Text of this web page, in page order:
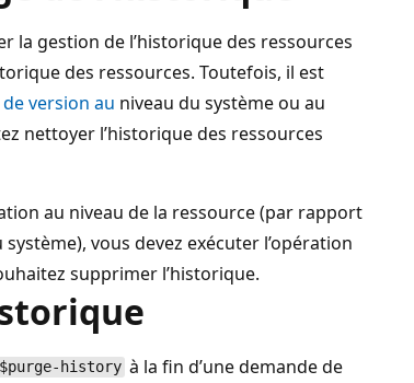
la gestion de l’historique des ressources
des ressources. Toutefois, il est
version au niveau du système ou au
nettoyer l’historique des ressources
au niveau de la ressource (par rapport
vous devez exécuter l’opération
supprimer l’historique.
history à la fin d’une demande de